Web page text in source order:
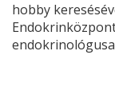
hobby